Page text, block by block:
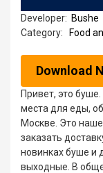
Developer: Bushe
Category:
Food
Download
Привет, это
места для еды,
Москве. Это
заказать
новинках буше и
выходные. В